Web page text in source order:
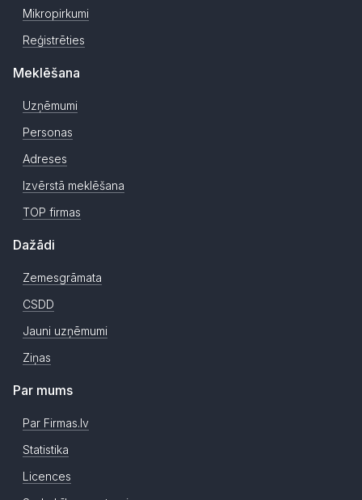
Mikropirkumi
Reģistrēties
Meklēšana
Uzņēmumi
Personas
Adreses
Izvērstā meklēšana
TOP firmas
Dažādi
Zemesgrāmata
CSDD
Jauni uzņēmumi
Ziņas
Par mums
Par Firmas.lv
Statistika
Licences